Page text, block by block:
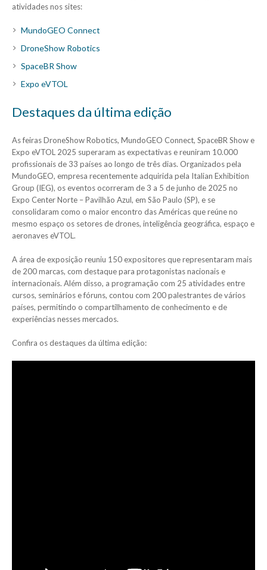
atividades nos sites:
MundoGEO Connect
DroneShow Robotics
SpaceBR Show
Expo eVTOL
Destaques da última edição
As feiras DroneShow Robotics, MundoGEO Connect, SpaceBR Show e
Expo eVTOL 2025 superaram as expectativas e reuniram 10.000
profissionais de 33 países ao longo de três dias. Organizados pela
MundoGEO, empresa recentemente adquirida pela Italian Exhibition
Group (IEG), os eventos ocorreram de 3 a 5 de junho de 2025 no
Expo Center Norte – Pavilhão Azul, em São Paulo (SP), e se
consolidaram como o maior encontro das Américas que reúne no
mesmo espaço os setores de drones, inteligência geográfica, espaço e
aeronaves eVTOL.
A área de exposição reuniu 150 expositores que representaram mais
de 200 marcas, com destaque para protagonistas nacionais e
internacionais. Além disso, a programação com 25 atividades entre
cursos, seminários e fóruns, contou com 200 palestrantes de vários
países, permitindo o compartilhamento de conhecimento e de
experiências nesses mercados.
Confira os destaques da última edição: